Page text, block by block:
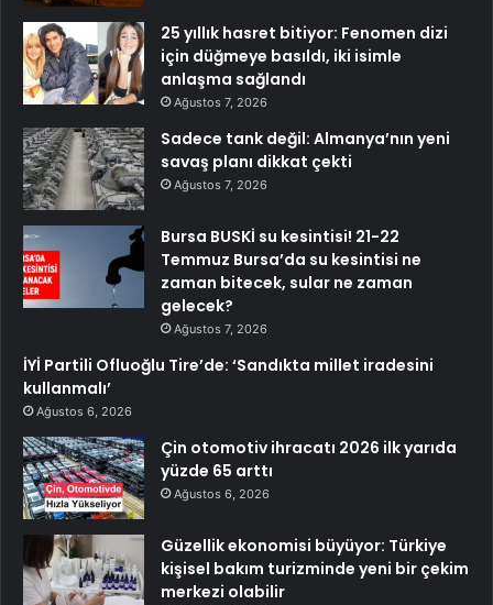
25 yıllık hasret bitiyor: Fenomen dizi
için düğmeye basıldı, iki isimle
anlaşma sağlandı
Ağustos 7, 2026
Sadece tank değil: Almanya’nın yeni
savaş planı dikkat çekti
Ağustos 7, 2026
Bursa BUSKİ su kesintisi! 21-22
Temmuz Bursa’da su kesintisi ne
zaman bitecek, sular ne zaman
gelecek?
Ağustos 7, 2026
İYİ Partili Ofluoğlu Tire’de: ‘Sandıkta millet iradesini
kullanmalı’
Ağustos 6, 2026
Çin otomotiv ihracatı 2026 ilk yarıda
yüzde 65 arttı
Ağustos 6, 2026
Güzellik ekonomisi büyüyor: Türkiye
kişisel bakım turizminde yeni bir çekim
merkezi olabilir